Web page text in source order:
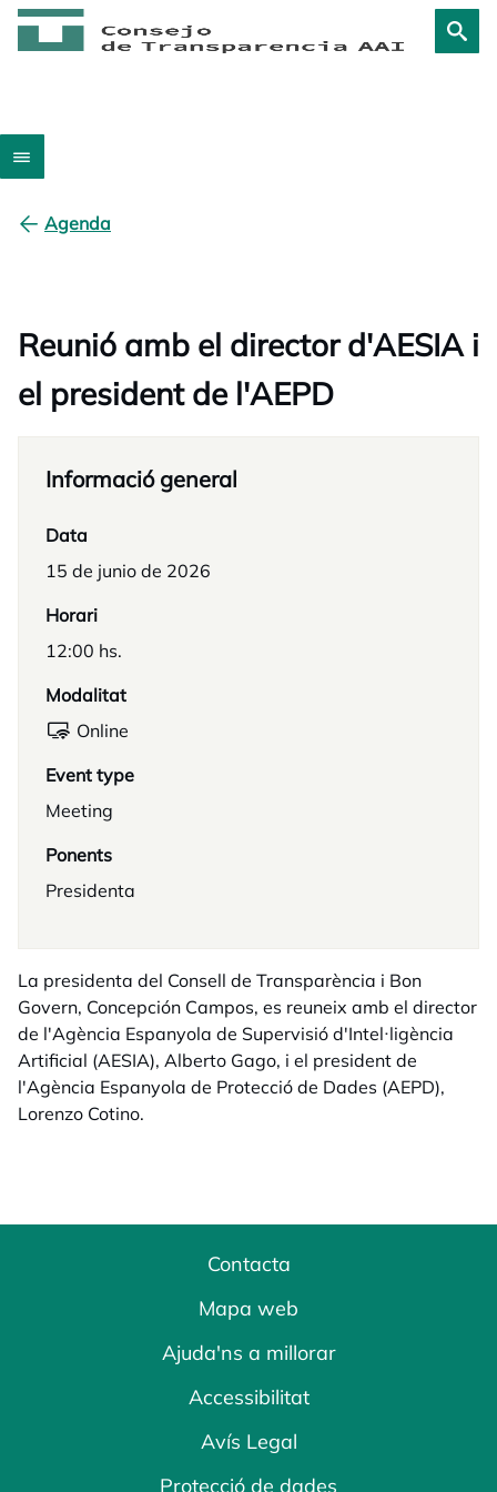
Agenda
Reunió amb el director d'AESIA i
el president de l'AEPD
Informació general
Data
15 de junio de 2026
Horari
12:00 hs.
Modalitat
Online
Event type
Meeting
Ponents
Presidenta
La presidenta del Consell de Transparència i Bon
Govern, Concepción Campos, es reuneix amb el director
de l'Agència Espanyola de Supervisió d'Intel·ligència
Artificial (AESIA), Alberto Gago, i el president de
l'Agència Espanyola de Protecció de Dades (AEPD),
Lorenzo Cotino.
Contacta
Mapa web
Ajuda'ns a millorar
Accessibilitat
Avís Legal
Protecció de dades